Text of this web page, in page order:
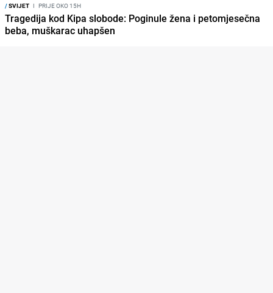
/SVIJET I PRIJE OKO 15H
Tragedija kod Kipa slobode: Poginule žena i petomjesečna
beba, muškarac uhapšen